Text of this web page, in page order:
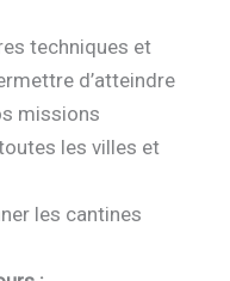
techniques et
d’atteindre
missions
les villes et
les cantines